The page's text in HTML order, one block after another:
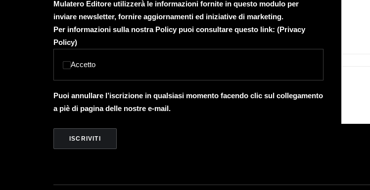
Mulatero Editore utilizzerà le informazioni fornite in questo modulo per
inviare newsletter, fornire aggiornamenti ed iniziative di marketing.
Per informazioni sulla nostra Policy puoi consultare questo link: (Privacy
Policy)
Accetto
Puoi annullare l’iscrizione in qualsiasi momento facendo clic sul collegamento
a piè di pagina delle nostre e-mail.